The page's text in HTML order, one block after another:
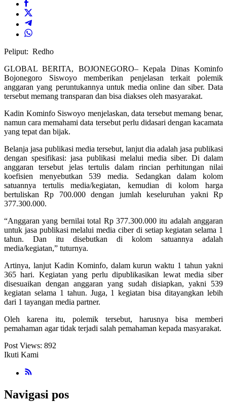
Peliput: Redho
GLOBAL BERITA, BOJONEGORO– Kepala Dinas Kominfo
Bojonegoro Siswoyo memberikan penjelasan terkait polemik
anggaran yang peruntukannya untuk media online dan siber. Data
tersebut memang transparan dan bisa diakses oleh masyarakat.
Kadin Kominfo Siswoyo menjelaskan, data tersebut memang benar,
namun cara memahami data tersebut perlu didasari dengan kacamata
yang tepat dan bijak.
Belanja jasa publikasi media tersebut, lanjut dia adalah jasa publikasi
dengan spesifikasi: jasa publikasi melalui media siber. Di dalam
anggaran tersebut jelas tertulis dalam rincian perhitungan nilai
koefisien menyebutkan 539 media. Sedangkan dalam kolom
satuannya tertulis media/kegiatan, kemudian di kolom harga
bertuliskan Rp 700.000 dengan jumlah keseluruhan yakni Rp
377.300.000.
“Anggaran yang bernilai total Rp 377.300.000 itu adalah anggaran
untuk jasa publikasi melalui media ciber di setiap kegiatan selama 1
tahun. Dan itu disebutkan di kolom satuannya adalah
media/kegiatan,” tuturnya.
Artinya, lanjut Kadin Kominfo, dalam kurun waktu 1 tahun yakni
365 hari. Kegiatan yang perlu dipublikasikan lewat media siber
disesuaikan dengan anggaran yang sudah disiapkan, yakni 539
kegiatan selama 1 tahun. Juga, 1 kegiatan bisa ditayangkan lebih
dari 1 tayangan media partner.
Oleh karena itu, polemik tersebut, harusnya bisa memberi
pemahaman agar tidak terjadi salah pemahaman kepada masyarakat.
Post Views: 892
Ikuti Kami
Navigasi pos